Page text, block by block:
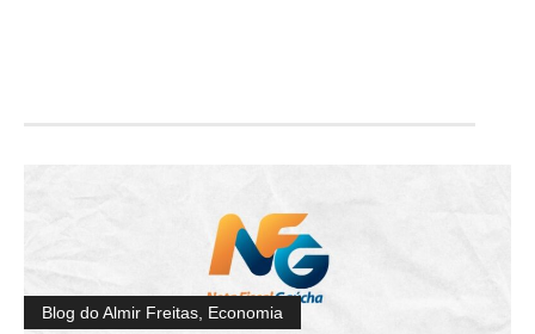
Blog do Almir Freitas Economia